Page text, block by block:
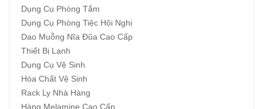
Dụng Cụ Phòng Tắm
Dụng Cụ Phòng Tiệc Hội Nghị
Dao Muỗng Nĩa Đũa Cao Cấp
Thiết Bị Lạnh
Dụng Cụ Vệ Sinh
Hóa Chất Vệ Sinh
Rack Ly Nhà Hàng
Hàng Melamine Cao Cấp